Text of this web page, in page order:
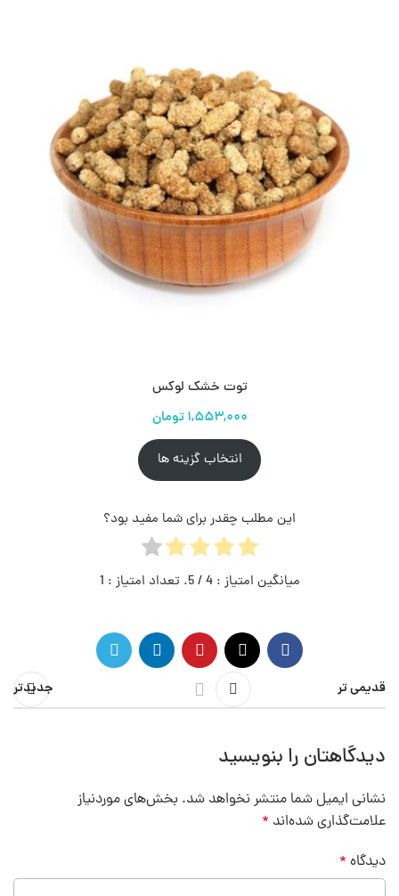
توت خشک لوکس
انتخاب گزینه ها
این مطلب چقدر برای شما مفید بود؟
میانگین امتیاز :4/ 5. تعداد امتیاز : 1
جدیدتر قدیمی تر
دیدگاهتان را بنویسید
نشانی ایمیل شما منتشر نخواهد شد. بخش‌های موردنیاز
علامت‌گذاری شده‌اند *
دیدگاه *